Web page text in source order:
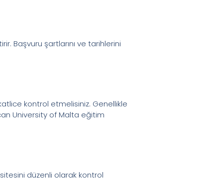
Başvuru şartlarını ve tarihlerini
kontrol etmelisiniz. Genellikle
University of Malta eğitim
düzenli olarak kontrol